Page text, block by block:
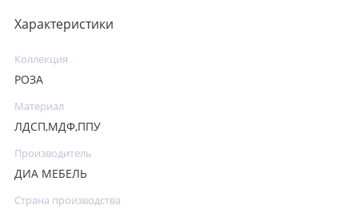
Характеристики
Коллекция
РОЗА
Материал
ЛДСП,МДФ,ППУ
Производитель
ДИА МЕБЕЛЬ
Страна производства